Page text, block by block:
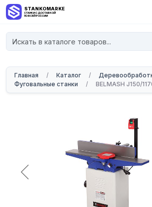
STANKOMARKET
СТАНКИ С ДОСТАВКОЙ
ПО ВСЕЙ РОССИИ
Главная / Каталог /
Фуговальные станки
/ BELMASH J150/